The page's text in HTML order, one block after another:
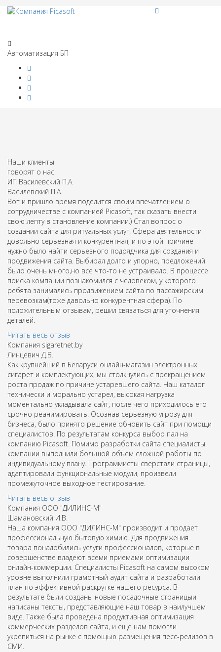
Автоматизация БП
Наши клиенты
говорят о нас
ИП Василевский П.А.
Василевский П.А.
Вот и пришло время поделится своим впечатлением о
сотрудничестве с компанией Picasoft, так сказать внести
свою лепту в становление компании.) Стал вопрос о
создании сайта для ритуальных услуг. Сфера деятельности
довольно серьезная и конкурентная, и по этой причине
нужно было найти серьезного подрядчика для создания и
продвижения сайта. Выбирал долго и упорно, предложений
было очень много,но все что-то не устраивало. В процессе
поиска компании познакомился с человеком, у которого
ребята занимались продвижением сайта по пассажирским
перевозкам(тоже давольно конкурентная сфера). По
положительным отзывам, решил связаться для уточнения
деталей.
Читать весь отзыв
Компания sigaretnet.by
Линцевич Д.В.
Как крупнейший в Беларуси онлайн-магазин электронных
сигарет и комплектующих, мы столкнулись с прекращением
роста продаж по причине устаревшего сайта. Наш каталог
технически и морально устарел, высокая нагрузка
моментально укладывала сайт, после чего приходилось его
срочно реанимировать. Осознав серьезную угрозу для
бизнеса, было принято решение обновить сайт при помощи
специалистов. По результатам конкурса выбор пал на
компанию Picasoft. Помимо разработки сайта специалисты
компании выполнили большой объем сложной работы по
индивидуальному плану. Программисты сверстали страницы,
адаптировали функциональные модули, произвели
промежуточное выходное тестирование.
Читать весь отзыв
Компания ООО "ДИЛИНС-М"
Шамановский И.В.
Наша компания ООО "ДИЛИНС-М" производит и продает
профессиональную бытовую химию. Для продвижения
товара понадобились услуги профессионалов, которые в
совершенстве владеют всеми приемами оптимизации
онлайн-коммерции. Специалисты Picasoft на самом высоком
уровне выполнили грамотный аудит сайта и разработали
план по эффективной раскрутке нашего ресурса. В
результате были созданы новые посадочные страницыи
написаны тексты, представляющие наш товар в наилучшем
виде. Также была проведена продуктивная оптимизация
коммерческих разделов сайта, и еще нам помогли
укрепиться на рынке с помощью размещения песс-релизов в
СМИ.